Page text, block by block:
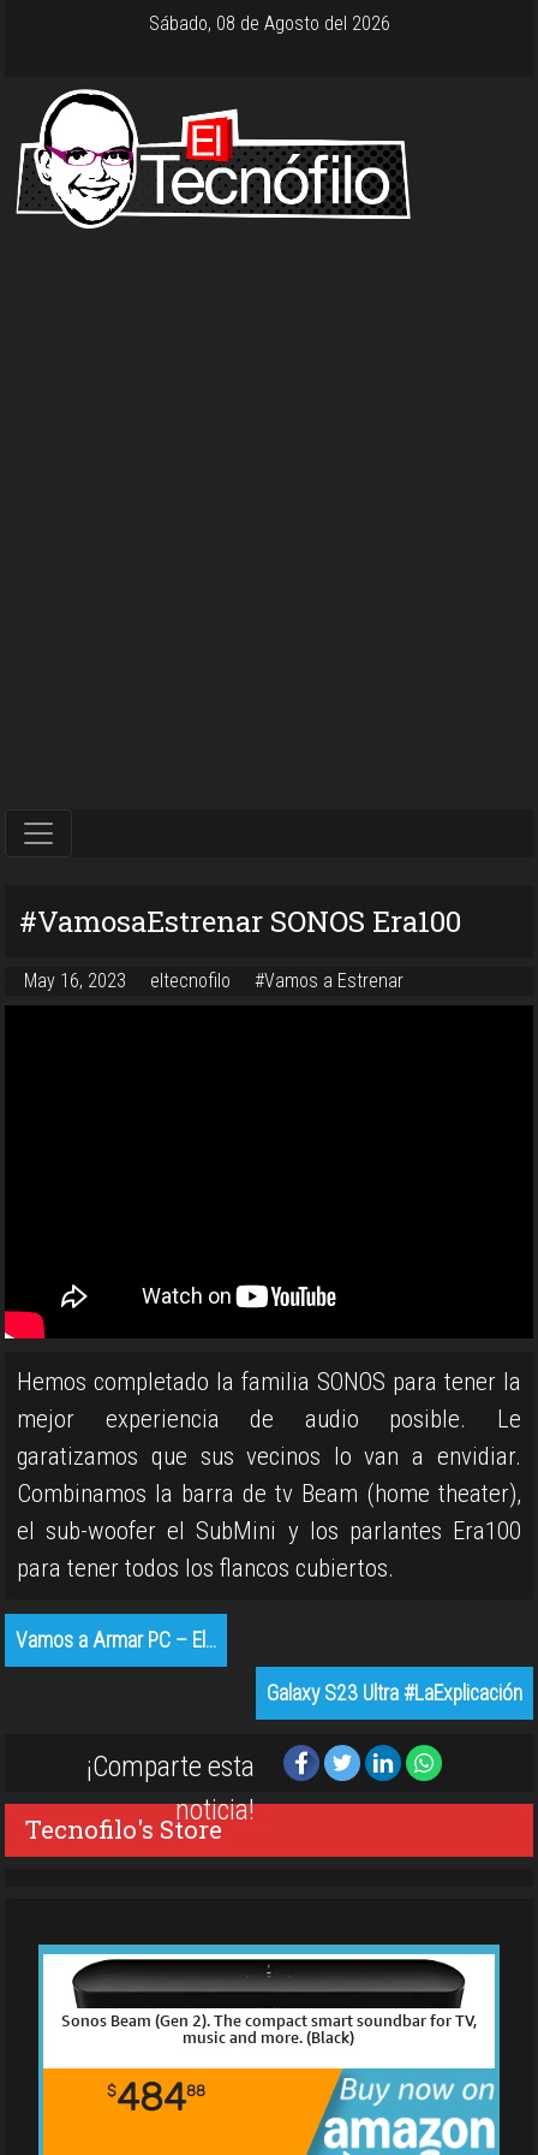
Sábado, 08 de Agosto del 2026
#VamosaEstrenar SONOS Era100
May 16, 2023 eltecnofilo #Vamos a Estrenar
Hemos completado la familia SONOS para tener la
mejor experiencia de audio posible. Le
garatizamos que sus vecinos lo van a envidiar.
Combinamos la barra de tv Beam (home theater),
el sub-woofer el SubMini y los parlantes Era100
para tener todos los flancos cubiertos.
Vamos a Armar PC – El…
Galaxy S23 Ultra #LaExplicación
¡Comparte esta
noticia!
Tecnofilo's Store
Sonos Beam (Gen 2). The compact smart soundbar for TV,
music and more. (Black)
$48488